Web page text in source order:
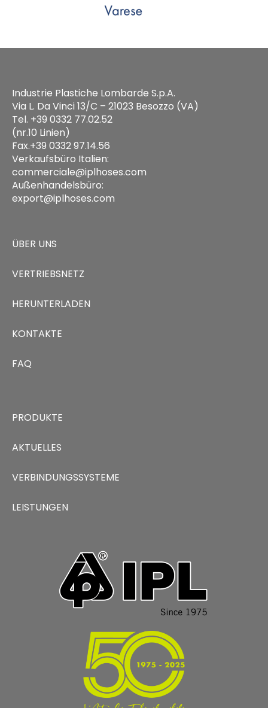
Industrie Plastiche Lombarde S.p.A.
Via L. Da Vinci 13/C – 21023 Besozzo (VA)
Tel. +39 0332 77.02.52
(nr.10 Linien)
Fax.+39 0332 97.14.56
Verkaufsbüro Italien:
commerciale@iplhoses.com
Außenhandelsbüro:
export@iplhoses.com
ÜBER UNS
VERTRIEBSNETZ
HERUNTERLADEN
KONTAKTE
FAQ
PRODUKTE
AKTUELLES
VERBINDUNGSSYSTEME
LEISTUNGEN